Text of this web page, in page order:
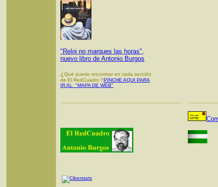
"Reloj no marques las horas",
nuevo libro de Antonio Burgos
¿ Qué puede encontrar en cada sección
de El RedCuadro ?PINCHE AQUI PARA
IR AL "MAPA DE WEB"